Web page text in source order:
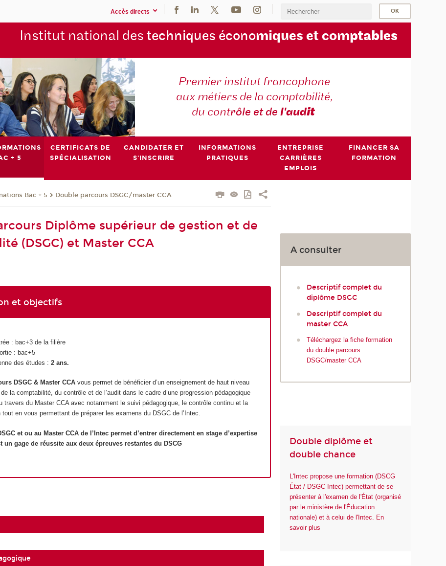
Accès directs
Institut national des techniques économiques et comptables
Premier institut francophone
aux métiers de la comptabilité,
du contrôle et del'audit
+ 5
CERTIFICATS DE
SPÉCIALISATION
CANDIDATER ET
S'INSCRIRE
INFORMATIONS
PRATIQUES
ENTREPRISE
CARRIÈRES
EMPLOIS
FINANCER SA
FORMATION
Bac + 5 Double parcours DSGC/master CCA
Diplôme supérieur de gestion et de
(DSGC) et Master CCA
et objectifs
: bac+3 de la filière
: bac+5
des études :2 ans.
DSGC & Master CCAvous permet de bénéficier d’un enseignement de haut niveau
la comptabilité, du contrôle et de l’audit dans le cadre d’une progression pédagogique
travers du Master CCA avec notamment le suivi pédagogique, le contrôle continu et la
en vous permettant de préparer les examens du DSGC de l’Intec.
et ou au Master CCA de l’Intec permet d’entrer directement en stage d’expertise
un gage de réussite aux deux épreuves restantes du DSCG
A consulter
Descriptif complet du
diplôme DSGC
Descriptif complet du
master CCA
Téléchargez la fiche formation
du double parcours
DSGC/master CCA
Double diplôme et
double chance
L'Intec propose une formation (DSCG
État / DSGC Intec) permettant de se
présenter à l'examen de l'État (organisé
par le ministère de l'Éducation
nationale) et à celui de l'Intec. En
savoir plus